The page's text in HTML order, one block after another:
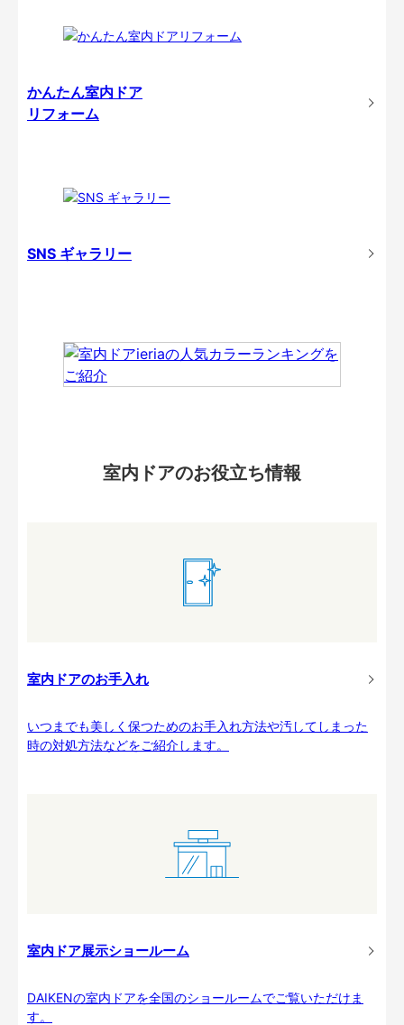
かんたん室内ドア
リフォーム
SNS ギャラリー
室内ドアのお役立ち情報
室内ドアのお手入れ
いつまでも美しく保つためのお手入れ方法や汚してしまった
時の対処方法などをご紹介します。
室内ドア展示ショールーム
DAIKENの室内ドアを全国のショールームでご覧いただけま
す。